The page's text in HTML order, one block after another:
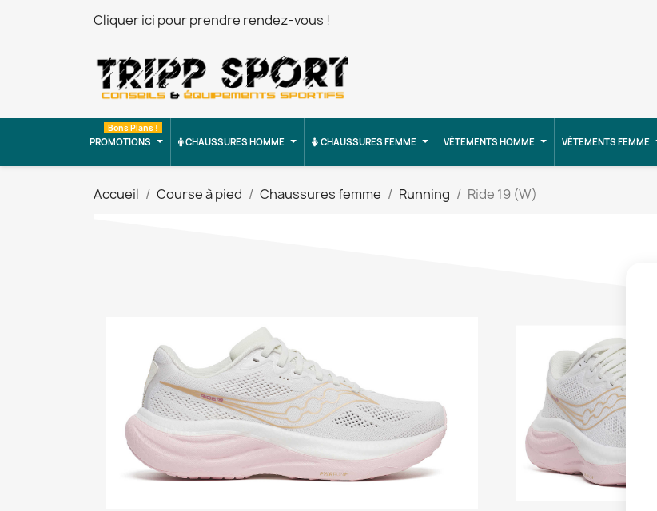
Cliquer ici pour prendre rendez-vous !
PROMOTIONS
Bons Plans !
CHAUSSURES HOMME CHAUSSURES FEMME VÊTEMENTS HOMME VÊTEMENTS FEMME
Accueil Course à pied Chaussures femme Running Ride 19 (W)